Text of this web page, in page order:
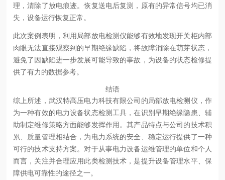
理，清除了放电痕迹。恢复送电后复测，原有的异常信号均已消
失，设备运行恢复正常。
此次案例表明，利用局部放电检测仪能够有效地发现开关柜内部
肉眼无法直接观察到的早期绝缘缺陷，将故障消除在萌芽状态，
避免了因缺陷进一步发展可能导致的事故，为设备的状态检修提
供了有力的数据参考。
结语
综上所述，武汉特高压电力科技有限公司的局部放电检测仪，作
为一种有效的电力设备状态检测工具，在识别早期绝缘隐患、辅
助制定维修策略方面能够发挥作用。其产品特点与公司的技术积
累、质量管理相结合，为电力系统的安全、稳定运行提供了一种
可行的技术支持方案。对于从事电力设备运维管理的单位和个人
而言，关注并合理应用此类检测技术，是提升设备管理水平、保
障供电可靠性的途径之一。